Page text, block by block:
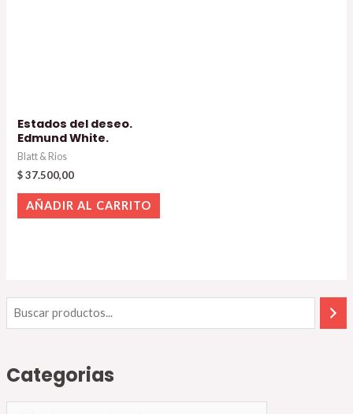
Categorias
Estados del deseo.
Edmund White.
Blatt & Rios
$37.500,00
AÑADIR AL CARRITO